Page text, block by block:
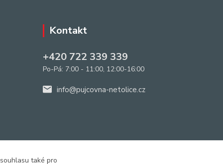
Kontakt
+420 722 339 339
Po-Pá: 7:00 - 11:00, 12:00-16:00
info@pujcovna-netolice.cz
také pro